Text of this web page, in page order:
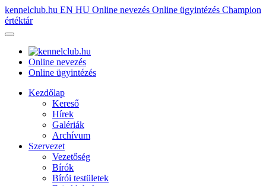
kennelclub.hu EN HU Online nevezés Online ügyintézés Champion
értéktár
Online nevezés
Online ügyintézés
Kezdőlap
Kereső
Hírek
Galériák
Archívum
Szervezet
Vezetőség
Bírók
Bírói testületek